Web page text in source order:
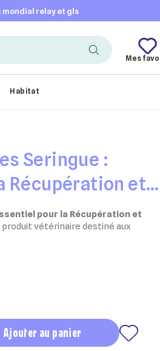
mondial relay et gls
Mes
Habitat
Seringue :
Récupération et
pour la Récupération et
vétérinaire destiné aux
Ajouter au panier